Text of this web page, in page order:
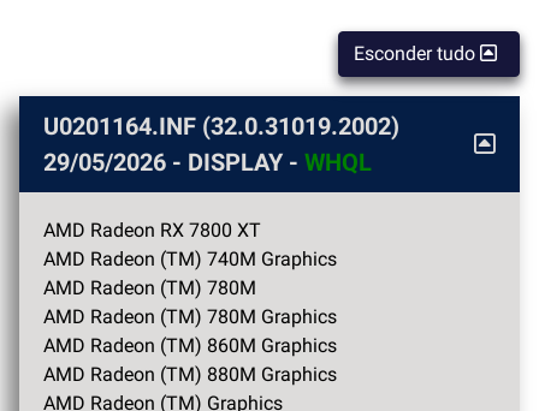
Esconder tudo
U0201164.INF (32.0.31019.2002)
29/05/2026 - DISPLAY - WHQL
AMD Radeon RX 7800 XT
AMD Radeon (TM) 740M Graphics
AMD Radeon (TM) 780M
AMD Radeon (TM) 780M Graphics
AMD Radeon (TM) 860M Graphics
AMD Radeon (TM) 880M Graphics
AMD Radeon (TM) Graphics